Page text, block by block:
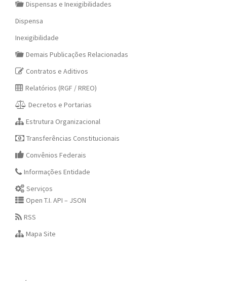
Dispensas e Inexigibilidades
Dispensa
Inexigibilidade
Demais Publicações Relacionadas
Contratos e Aditivos
Relatórios (RGF / RREO)
Decretos e Portarias
Estrutura Organizacional
Transferências Constitucionais
Convênios Federais
Informações Entidade
Serviços
Open T.I. API – JSON
RSS
Mapa Site